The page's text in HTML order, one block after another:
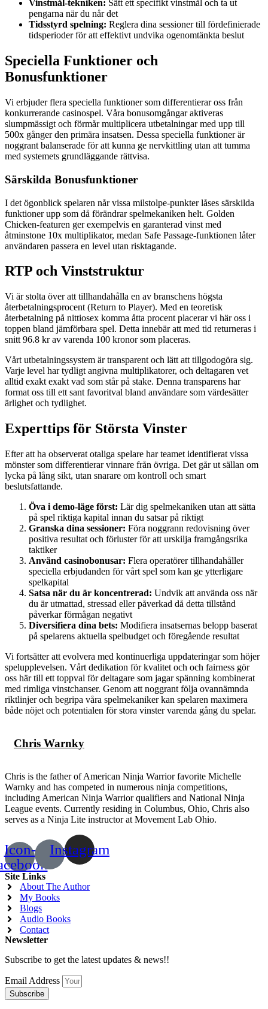
Vinstmål-tekniken: Sätt ett specifikt vinstmål och ta ut
pengarna när du når det
Tidsstyrd spelning: Reglera dina sessioner till fördefinierade
tidsperioder för att effektivt undvika ogenomtänkta beslut
Speciella Funktioner och
Bonusfunktioner
Vi erbjuder flera speciella funktioner som differentierar oss från
konkurrerande casinospel. Våra bonusomgångar aktiveras
slumpmässigt och förmår multiplicera utbetalningar med upp till
500x gånger den primära insatsen. Dessa speciella funktioner är
noggrant balanserade för att kunna ge nervkittling utan att tumma
med systemets grundläggande rättvisa.
Särskilda Bonusfunktioner
I det ögonblick spelaren når vissa milstolpe-punkter låses särskilda
funktioner upp som då förändrar spelmekaniken helt. Golden
Chicken-featuren ger exempelvis en garanterad vinst med
åtminstone 10x multiplikator, medan Safe Passage-funktionen låter
användaren passera en level utan risktagande.
RTP och Vinststruktur
Vi är stolta över att tillhandahålla en av branschens högsta
återbetalningsprocent (Return to Player). Med en teoretisk
återbetalning på nittiosex komma åtta procent placerar vi här oss i
toppen bland jämförbara spel. Detta innebär att med tid returneras i
snitt 96.8 kr av varenda 100 kronor som placeras.
Vårt utbetalningssystem är transparent och lätt att tillgodogöra sig.
Varje level har tydligt angivna multiplikatorer, och deltagaren vet
alltid exakt exakt vad som står på stake. Denna transparens har
format oss till ett sant favoritval bland användare som värdesätter
ärlighet och tydlighet.
Experttips för Största Vinster
Efter att ha observerat otaliga spelare har teamet identifierat vissa
mönster som differentierar vinnare från övriga. Det går ut sällan om
lycka på lång sikt, utan snarare om kontroll och smart
beslutsfattande.
Öva i demo-läge först: Lär dig spelmekaniken utan att sätta
på spel riktiga kapital innan du satsar på riktigt
Granska dina sessioner: Föra noggrann redovisning över
positiva resultat och förluster för att urskilja framgångsrika
taktiker
Använd casinobonusar: Flera operatörer tillhandahåller
speciella erbjudanden för vårt spel som kan ge ytterligare
spelkapital
Satsa när du är koncentrerad: Undvik att använda oss när
du är utmattad, stressad eller påverkad då detta tillstånd
påverkar förmågan negativt
Diversifiera dina bets: Modifiera insatsernas belopp baserat
på spelarens aktuella spelbudget och föregående resultat
Vi fortsätter att evolvera med kontinuerliga uppdateringar som höjer
spelupplevelsen. Vårt dedikation för kvalitet och och fairness gör
oss här till ett toppval för deltagare som jagar spänning kombinerat
med rimliga vinstchanser. Genom att noggrant följa ovannämnda
riktlinjer och begripa våra spelmekaniker kan spelaren maximera
både nöjet och potentialen för stora vinster varenda gång du spelar.
Chris Warnky
Chris is the father of American Ninja Warrior favorite Michelle
Warnky and has competed in numerous ninja competitions,
including American Ninja Warrior qualifiers and National Ninja
League events. Currently residing in Columbus, Ohio, Chris also
serves as a Ninja Lite instructor at Movement Lab Ohio.
Icon-
Instagram
Site Links
About The Author
My Books
Blogs
Audio Books
Contact
Newsletter
Subscribe to get the latest updates & news!!
Email Address
Subscribe